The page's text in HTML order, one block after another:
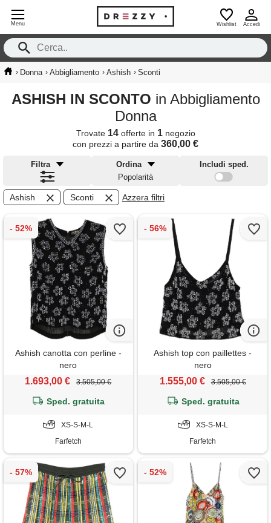
Menu Wishlist Accedi
› Donna › Abbigliamento › Ashish › Sconti
ASHISH IN SCONTO in Abbigliamento
Donna
Trovate 14offerte in 1negozio
con prezzi a partire da 360,00 €
Filtra
Ordina
Popolarità
Includi sped.
Ashish Sconti Azzera filtri
Ashish canotta con perline -
nero
1.693,00 € 3.505,00 €
Sped. gratuita
XS-S-M-L
Farfetch
Ashish top con paillettes -
nero
1.555,00 € 3.505,00 €
Sped. gratuita
XS-S-M-L
Farfetch